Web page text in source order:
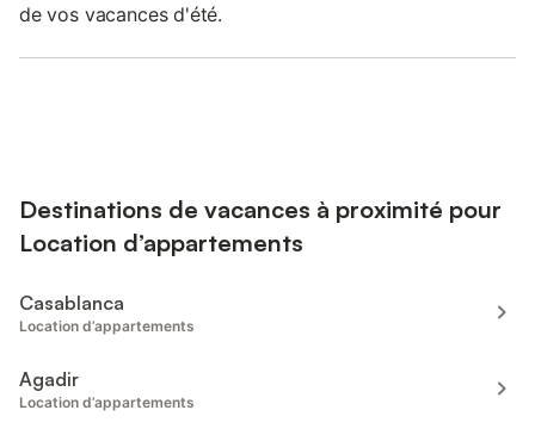
de vos vacances d'été.
Destinations de vacances à proximité pour
Location d’appartements
Casablanca
Location d’appartements
Agadir
Location d’appartements